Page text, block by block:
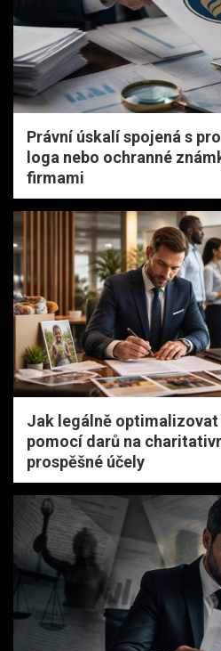
Právní úskalí spojená s
loga nebo ochranné
firmami
Jak legálně
pomocí darů na
prospěšné účely